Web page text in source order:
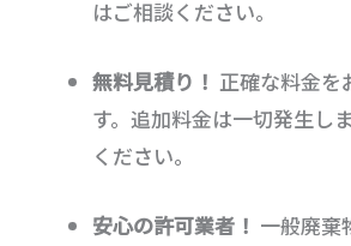
はご相談ください。
無料見積り！ 正確な料金を
す。追加料金は一切発生し
ください。
安心の許可業者！ 一般廃棄